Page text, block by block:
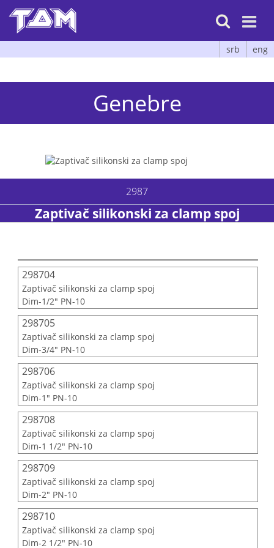

srb eng
Genebre
2987
Zaptivač silikonski za clamp spoj
298704
Zaptivač silikonski za clamp spoj
Dim-1/2" PN-10
298705
Zaptivač silikonski za clamp spoj
Dim-3/4" PN-10
298706
Zaptivač silikonski za clamp spoj
Dim-1" PN-10
298708
Zaptivač silikonski za clamp spoj
Dim-1 1/2" PN-10
298709
Zaptivač silikonski za clamp spoj
Dim-2" PN-10
298710
Zaptivač silikonski za clamp spoj
Dim-2 1/2" PN-10